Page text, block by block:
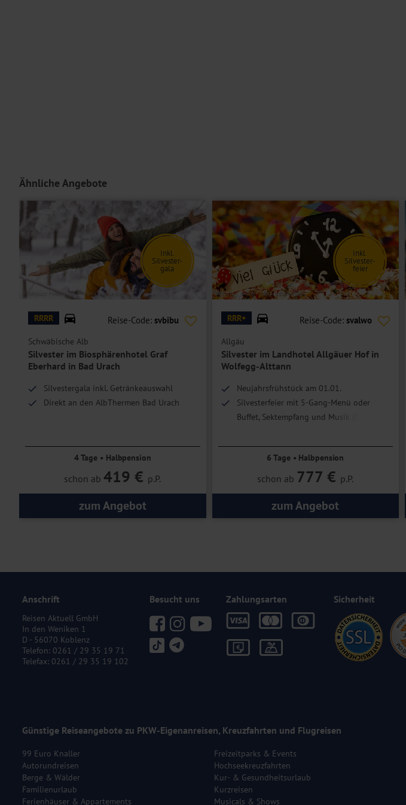
Ähnliche Angebote
© Impact Photography - stock.adobe.com
Inkl.
Silvester-
gala
RRRR Reise-Code: svbibu
Schwäbische Alb
Silvester im Biosphärenhotel Graf
Eberhard in Bad Urach
Silvestergala inkl. Getränkeauswahl
Direkt an den AlbThermen Bad Urach
4 Tage • Halbpension
schon ab 419 € p.P.
zum Angebot
© hailey_copter - stock.adobe.com
Inkl.
Silvester-
feier
RRR+ Reise-Code: svalwo
Allgäu
Silvester im Landhotel Allgäuer Hof in
Wolfegg-Alttann
Neujahrsfrühstück am 01.01.
Silvesterfeier mit 5-Gang-Menü oder
Buffet, Sektempfang und Musik (DJ)
6 Tage • Halbpension
schon ab 777 € p.P.
zum Angebot
Anschrift
Reisen Aktuell GmbH
In den Weniken 1
D - 56070 Koblenz
Telefon: 0261 / 29 35 19 71
Telefax: 0261 / 29 35 19 102
Besucht uns Zahlungsarten Sicherheit
Günstige Reiseangebote zu PKW-Eigenanreisen, Kreuzfahrten und Flugreisen
99 Euro Knaller
Autorundreisen
Berge & Wälder
Familienurlaub
Ferienhäuser & Appartements
Freizeitparks & Events
Hochseekreuzfahrten
Kur- & Gesundheitsurlaub
Kurzreisen
Musicals & Shows